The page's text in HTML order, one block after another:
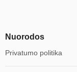
Nuorodos
Privatumo politika